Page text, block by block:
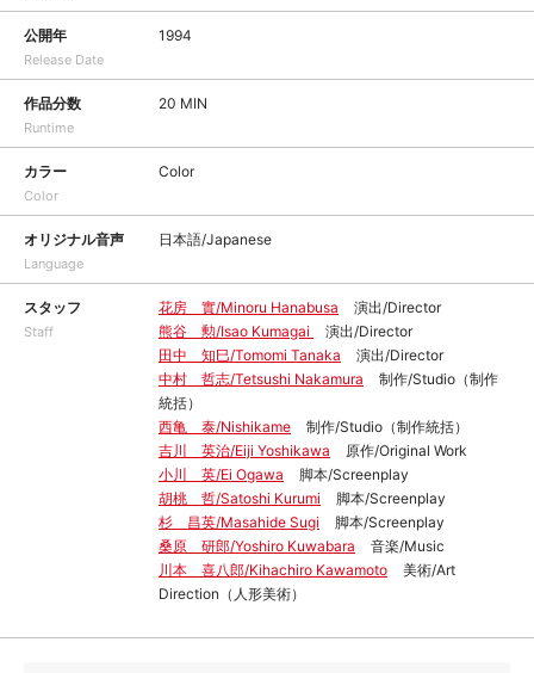
公開年
Release Date
1994
作品分数
Runtime
20 MIN
カラー
Color
Color
オリジナル音声
Language
日本語/Japanese
スタッフ
Staff
花房 實/Minoru Hanabusa
演出/Director
熊谷 勲/Isao Kumagai
演出/Director
田中 知巳/Tomomi Tanaka
演出/Director
中村 哲志/Tetsushi Nakamura
制作/Studio（制作
統括）
西亀 泰/Nishikame
制作/Studio（制作統括）
吉川 英治/Eiji Yoshikawa
原作/Original Work
小川 英/Ei Ogawa
脚本/Screenplay
胡桃 哲/Satoshi Kurumi
脚本/Screenplay
杉 昌英/Masahide Sugi
脚本/Screenplay
桑原 研郎/Yoshiro Kuwabara
音楽/Music
川本 喜八郎/Kihachiro Kawamoto
美術/Art
Direction（人形美術）